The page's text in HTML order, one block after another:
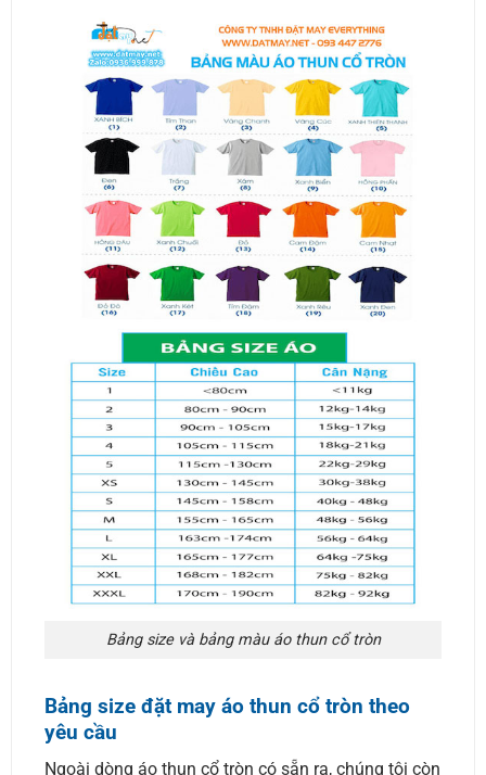
Bảng size và bảng màu áo thun cổ tròn
Bảng size đặt may áo thun cổ tròn theo
yêu cầu
Ngoài dòng áo thun cổ tròn có sẵn ra, chúng tôi còn